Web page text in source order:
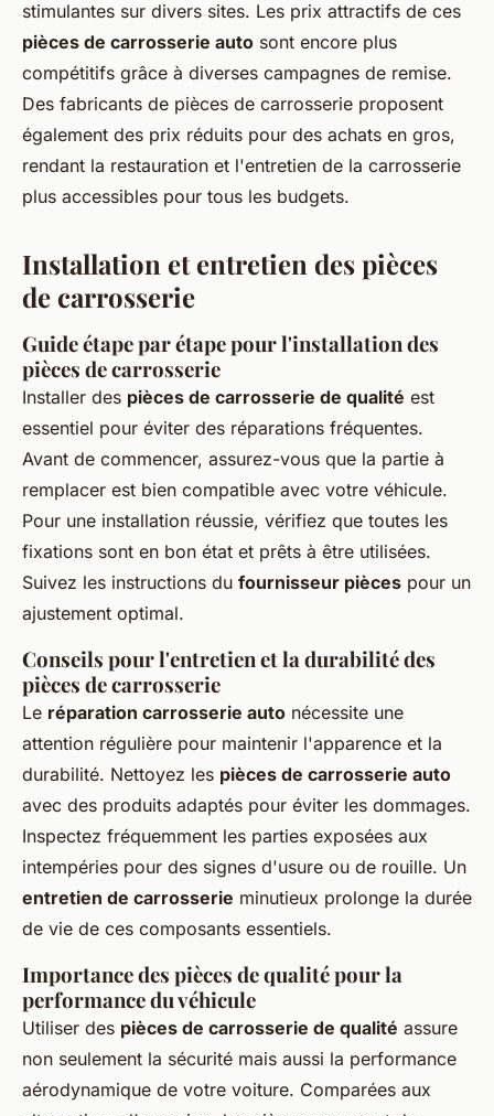
stimulantes sur divers sites. Les prix attractifs de ces
pièces de carrosserie auto sont encore plus
compétitifs grâce à diverses campagnes de remise.
Des fabricants de pièces de carrosserie proposent
également des prix réduits pour des achats en gros,
rendant la restauration et l'entretien de la carrosserie
plus accessibles pour tous les budgets.
Installation et entretien des pièces
de carrosserie
Guide étape par étape pour l'installation des
pièces de carrosserie
Installer des pièces de carrosserie de qualité est
essentiel pour éviter des réparations fréquentes.
Avant de commencer, assurez-vous que la partie à
remplacer est bien compatible avec votre véhicule.
Pour une installation réussie, vérifiez que toutes les
fixations sont en bon état et prêts à être utilisées.
Suivez les instructions du fournisseur pièces pour un
ajustement optimal.
Conseils pour l'entretien et la durabilité des
pièces de carrosserie
Le réparation carrosserie auto nécessite une
attention régulière pour maintenir l'apparence et la
durabilité. Nettoyez les pièces de carrosserie auto
avec des produits adaptés pour éviter les dommages.
Inspectez fréquemment les parties exposées aux
intempéries pour des signes d'usure ou de rouille. Un
entretien de carrosserie minutieux prolonge la durée
de vie de ces composants essentiels.
Importance des pièces de qualité pour la
performance du véhicule
Utiliser des pièces de carrosserie de qualité assure
non seulement la sécurité mais aussi la performance
aérodynamique de votre voiture. Comparées aux